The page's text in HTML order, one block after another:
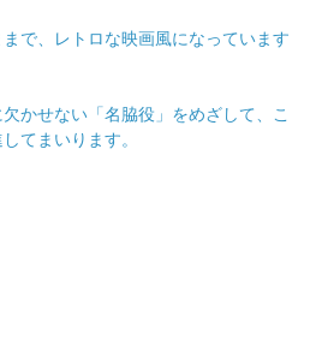
で、レトロな映画風になっています
かせない「名脇役」をめざして、こ
てまいります。